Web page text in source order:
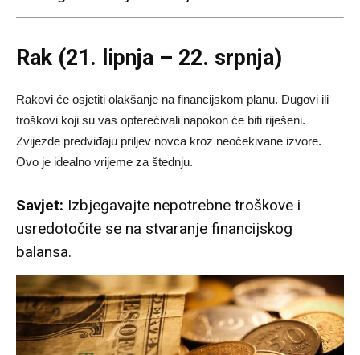
Rak (21. lipnja – 22. srpnja)
Rakovi će osjetiti olakšanje na financijskom planu. Dugovi ili
troškovi koji su vas opterećivali napokon će biti riješeni.
Zvijezde predviđaju priljev novca kroz neočekivane izvore.
Ovo je idealno vrijeme za štednju.
Savjet: Izbjegavajte nepotrebne troškove i
usredotočite se na stvaranje financijskog
balansa.